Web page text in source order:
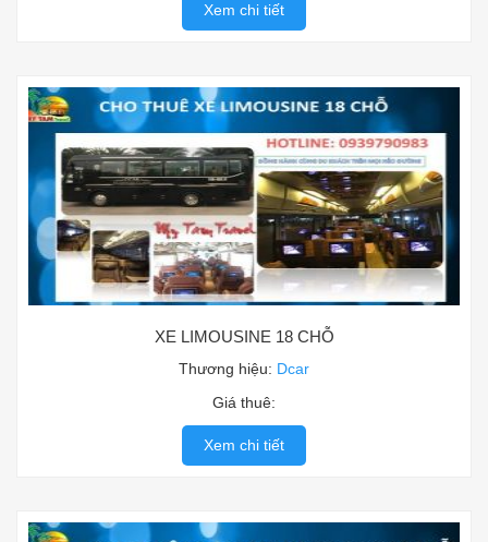
Xem chi tiết
XE LIMOUSINE 18 CHỖ
Thương hiệu: Dcar
Giá thuê:
Xem chi tiết